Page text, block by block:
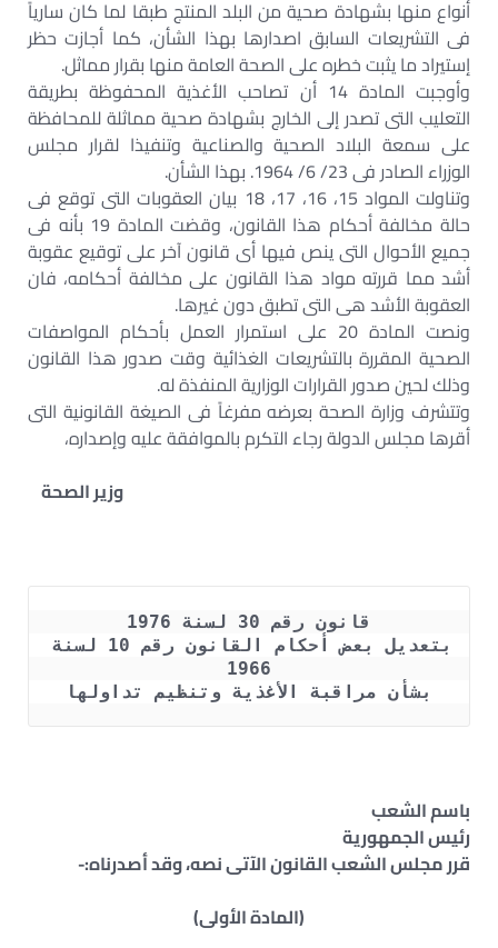
أنواع منها بشهادة صحية من البلد المنتج طبقا لما كان سارياً
فى التشريعات السابق اصدارها بهذا الشأن، كما أجازت حظر
إستيراد ما يثبت خطره على الصحة العامة منها بقرار مماثل.
وأوجبت المادة 14 أن تصاحب الأغذية المحفوظة بطريقة
التعليب التى تصدر إلى الخارج بشهادة صحية مماثلة للمحافظة
على سمعة البلاد الصحية والصناعية وتنفيذا لقرار مجلس
الوزراء الصادر فى 23/ 6/ 1964. بهذا الشأن.
وتناولت المواد 15، 16، 17، 18 بيان العقوبات التى توقع فى
حالة مخالفة أحكام هذا القانون، وقضت المادة 19 بأنه فى
جميع الأحوال التى ينص فيها أى قانون آخر على توقيع عقوبة
أشد مما قررته مواد هذا القانون على مخالفة أحكامه، فان
العقوبة الأشد هى التى تطبق دون غيرها.
ونصت المادة 20 على استمرار العمل بأحكام المواصفات
الصحية المقررة بالتشريعات الغذائية وقت صدور هذا القانون
وذلك لحين صدور القرارات الوزارية المنفذة له.
وتتشرف وزارة الصحة بعرضه مفرغاً فى الصيغة القانونية التى
أقرها مجلس الدولة رجاء التكرم بالموافقة عليه وإصداره،
وزير الصحة
قانون رقم 30 لسنة 1976
1966
بشأن مراقبة الأغذية وتنظيم تداولها
باسم الشعب
رئيس الجمهورية
قرر مجلس الشعب القانون الآتى نصه، وقد أصدرناه:-
(المادة الأولى)